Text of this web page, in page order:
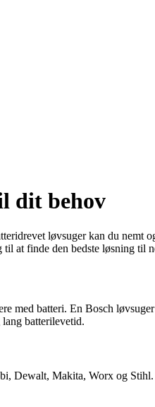
dit behov
løvsuger kan du nemt
at finde den bedste løsning til
med batteri. En Bosch
batterilevetid.
Dewalt, Makita, Worx og